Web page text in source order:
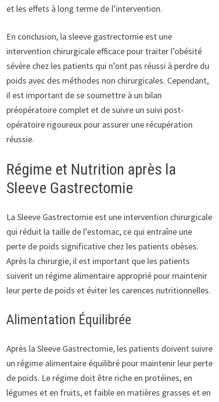
et les effets à long terme de l’intervention.
En conclusion, la sleeve gastrectomie est une
intervention chirurgicale efficace pour traiter l’obésité
sévère chez les patients qui n’ont pas réussi à perdre du
poids avec des méthodes non chirurgicales. Cependant,
il est important de se soumettre à un bilan
préopératoire complet et de suivre un suivi post-
opératoire rigoureux pour assurer une récupération
réussie.
Régime et Nutrition après la
Sleeve Gastrectomie
La Sleeve Gastrectomie est une intervention chirurgicale
qui réduit la taille de l’estomac, ce qui entraîne une
perte de poids significative chez les patients obèses.
Après la chirurgie, il est important que les patients
suivent un régime alimentaire approprié pour maintenir
leur perte de poids et éviter les carences nutritionnelles.
Alimentation Équilibrée
Après la Sleeve Gastrectomie, les patients doivent suivre
un régime alimentaire équilibré pour maintenir leur perte
de poids. Le régime doit être riche en protéines, en
légumes et en fruits, et faible en matières grasses et en